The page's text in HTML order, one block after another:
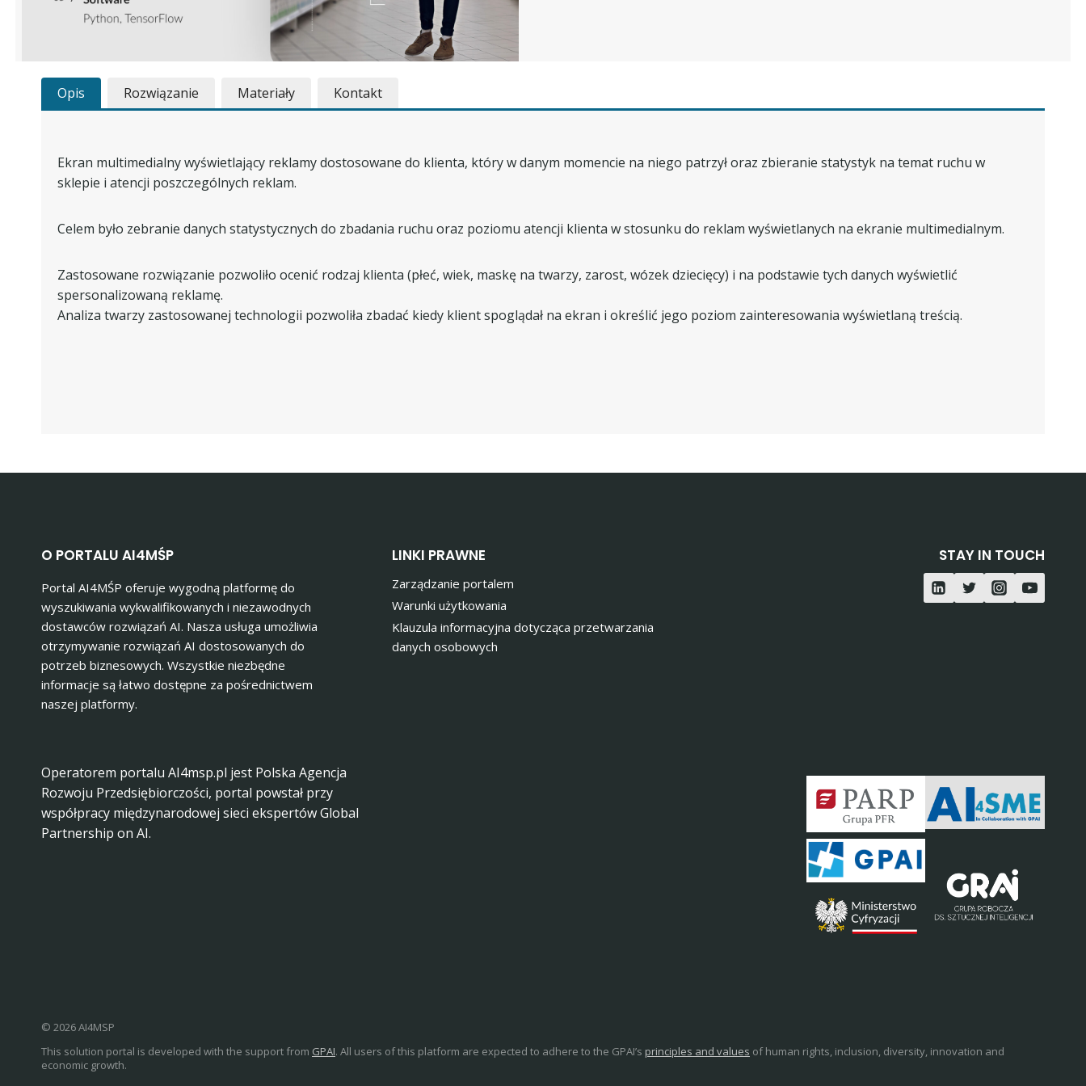
Opis Rozwiązanie Materiały Kontakt
Ekran multimedialny wyświetlający reklamy dostosowane do klienta, który w danym momencie na niego patrzył oraz zbieranie statystyk na temat ruchu w
sklepie i atencji poszczególnych reklam.
Celem było zebranie danych statystycznych do zbadania ruchu oraz poziomu atencji klienta w stosunku do reklam wyświetlanych na ekranie multimedialnym.
Zastosowane rozwiązanie pozwoliło ocenić rodzaj klienta (płeć, wiek, maskę na twarzy, zarost, wózek dziecięcy) i na podstawie tych danych wyświetlić
spersonalizowaną reklamę.
Analiza twarzy zastosowanej technologii pozwoliła zbadać kiedy klient spoglądał na ekran i określić jego poziom zainteresowania wyświetlaną treścią.
O PORTALU AI4MŚP
Portal AI4MŚP oferuje wygodną platformę do
wyszukiwania wykwalifikowanych i niezawodnych
dostawców rozwiązań AI. Nasza usługa umożliwia
otrzymywanie rozwiązań AI dostosowanych do
potrzeb biznesowych. Wszystkie niezbędne
informacje są łatwo dostępne za pośrednictwem
naszej platformy.
LINKI PRAWNE
Zarządzanie portalem
Warunki użytkowania
Klauzula informacyjna dotycząca przetwarzania
danych osobowych
STAY IN TOUCH
Operatorem portalu AI4msp.pl jest Polska Agencja
Rozwoju Przedsiębiorczości, portal powstał przy
współpracy międzynarodowej sieci ekspertów Global
Partnership on AI.
© 2026 AI4MSP
This solution portal is developed with the support from GPAI. All users of this platform are expected to adhere to the GPAI’s principles and values of human rights, inclusion, diversity, innovation and
economic growth.